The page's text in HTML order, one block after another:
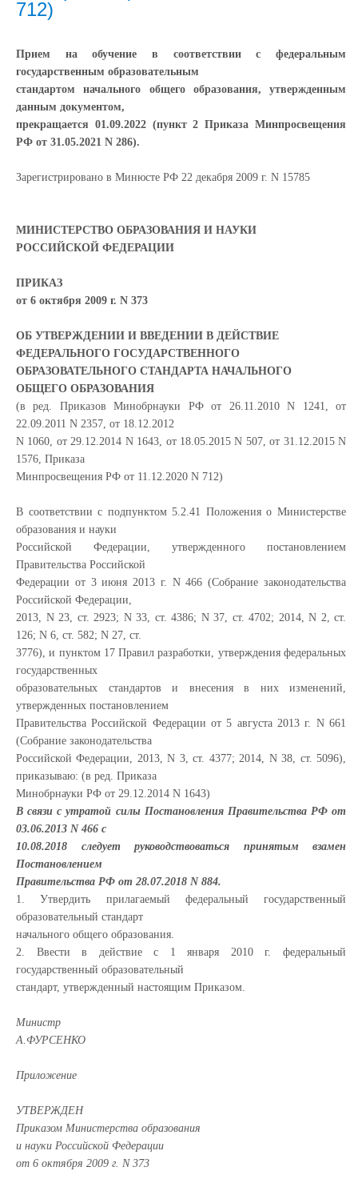
712)
Прием на обучение в соответствии с федеральным
государственным образовательным
стандартом начального общего образования, утвержденным
данным документом,
прекращается 01.09.2022 (пункт 2 Приказа Минпросвещения
РФ от 31.05.2021 N 286).
Зарегистрировано в Минюсте РФ 22 декабря 2009 г. N 15785
МИНИСТЕРСТВО ОБРАЗОВАНИЯ И НАУКИ
РОССИЙСКОЙ ФЕДЕРАЦИИ
ПРИКАЗ
от 6 октября 2009 г. N 373
ОБ УТВЕРЖДЕНИИ И ВВЕДЕНИИ В ДЕЙСТВИЕ
ФЕДЕРАЛЬНОГО ГОСУДАРСТВЕННОГО
ОБРАЗОВАТЕЛЬНОГО СТАНДАРТА НАЧАЛЬНОГО
ОБЩЕГО ОБРАЗОВАНИЯ
(в ред. Приказов Минобрнауки РФ от 26.11.2010 N 1241, от
22.09.2011 N 2357, от 18.12.2012
N 1060, от 29.12.2014 N 1643, от 18.05.2015 N 507, от 31.12.2015 N
1576, Приказа
Минпросвещения РФ от 11.12.2020 N 712)
В соответствии с подпунктом 5.2.41 Положения о Министерстве
образования и науки
Российской Федерации, утвержденного постановлением
Правительства Российской
Федерации от 3 июня 2013 г. N 466 (Собрание законодательства
Российской Федерации,
2013, N 23, ст. 2923; N 33, ст. 4386; N 37, ст. 4702; 2014, N 2, ст.
126; N 6, ст. 582; N 27, ст.
3776), и пунктом 17 Правил разработки, утверждения федеральных
государственных
образовательных стандартов и внесения в них изменений,
утвержденных постановлением
Правительства Российской Федерации от 5 августа 2013 г. N 661
(Собрание законодательства
Российской Федерации, 2013, N 3, ст. 4377; 2014, N 38, ст. 5096),
приказываю: (в ред. Приказа
Минобрнауки РФ от 29.12.2014 N 1643)
В связи с утратой силы Постановления Правительства РФ от
03.06.2013 N 466 с
10.08.2018 следует руководствоваться принятым взамен
Постановлением
Правительства РФ от 28.07.2018 N 884.
1. Утвердить прилагаемый федеральный государственный
образовательный стандарт
начального общего образования.
2. Ввести в действие с 1 января 2010 г. федеральный
государственный образовательный
стандарт, утвержденный настоящим Приказом.
Министр
А.ФУРСЕНКО
Приложение
УТВЕРЖДЕН
Приказом Министерства образования
и науки Российской Федерации
от 6 октября 2009 г. N 373